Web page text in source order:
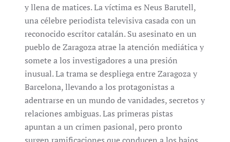
y llena de matices. La víctima es Neus Barutell,
una célebre periodista televisiva casada con un
reconocido escritor catalán. Su asesinato en un
pueblo de Zaragoza atrae la atención mediática y
somete a los investigadores a una presión
inusual. La trama se despliega entre Zaragoza y
Barcelona, llevando a los protagonistas a
adentrarse en un mundo de vanidades, secretos y
relaciones ambiguas. Las primeras pistas
apuntan a un crimen pasional, pero pronto